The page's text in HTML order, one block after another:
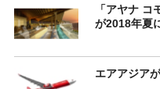
「アヤナ コ
が2018年夏
エアアジア